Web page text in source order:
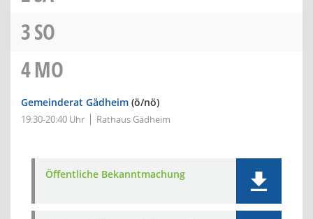
3SO
4MO
Gemeinderat Gädheim (ö/nö)
19:30-20:40 Uhr Rathaus Gädheim
Öffentliche Bekanntmachung